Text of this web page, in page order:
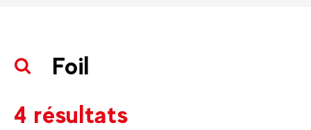
Foil
4 résultats